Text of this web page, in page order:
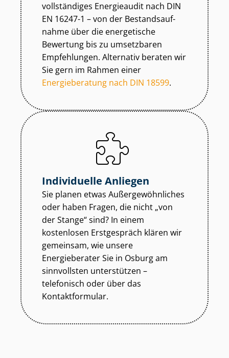
vollständiges Energieaudit nach DIN
EN 16247-1 – von der Be­stands­auf­
nah­me über die energetische
Bewertung bis zu umsetzbaren
Empfehlungen. Alternativ beraten wir
Sie gern im Rahmen einer
Energieberatung nach DIN 18599.
Individuelle Anliegen
Sie planen etwas Au­ßer­ge­wöhn­li­ches
oder haben Fragen, die nicht „von
der Stange“ sind? In einem
kostenlosen Erstgespräch klären wir
gemeinsam, wie unsere
Energieberater Sie in Osburg am
sinnvollsten unterstützen –
telefonisch oder über das
Kontaktformular.